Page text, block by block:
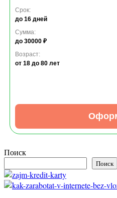
Срок:
до 16 дней
Сумма:
до 30000 ₽
Возраст:
от 18 до 80 лет
Поиск
Поиск